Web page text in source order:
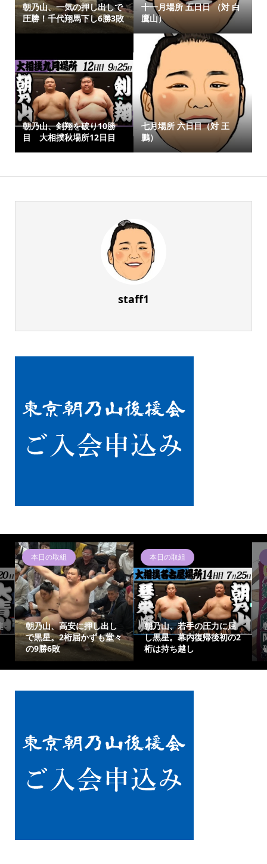
朝乃山、一気の押し出しで
圧勝！千代翔馬下し6勝3敗
十一月場所 五日日 （対 白
鷹山）
朝乃山、剣翔を破り10勝
目 大相撲秋場所12日目
七月場所 六日目（対 王
鵬）
staff1
本日の取組
朝乃山、高安に押し出し
で黒星。2桁届かずも堂々
の9勝6敗
本日の取組
朝乃山、若手の圧力に屈
し黒星。幕内復帰後初の2
桁は持ち越し